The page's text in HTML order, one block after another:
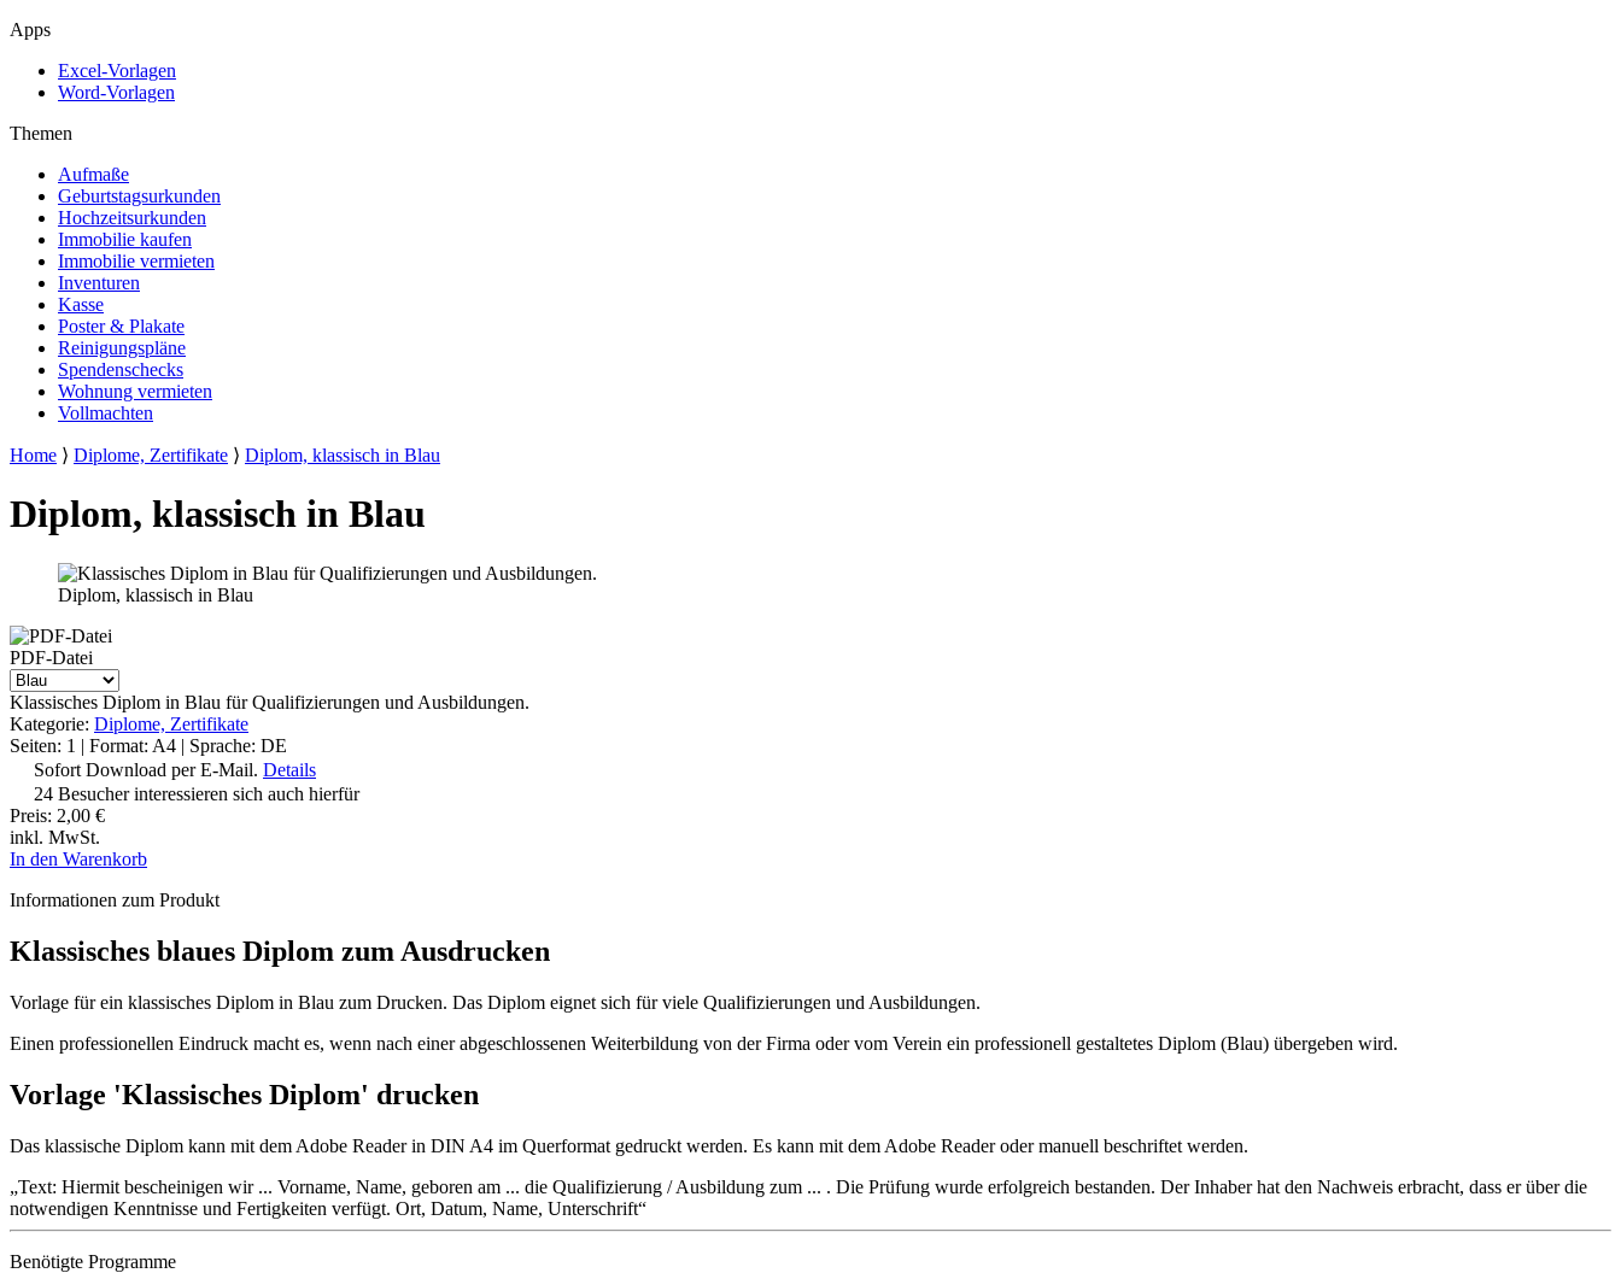
Apps
Excel-Vorlagen
Word-Vorlagen
Themen
Aufmaße
Geburtstagsurkunden
Hochzeitsurkunden
Immobilie kaufen
Immobilie vermieten
Inventuren
Kasse
Poster & Plakate
Reinigungspläne
Spendenschecks
Wohnung vermieten
Vollmachten
Home ⟩ Diplome, Zertifikate ⟩ Diplom, klassisch in Blau
Diplom, klassisch in Blau
Diplom, klassisch in Blau
PDF-Datei
Klassisches Diplom in Blau für Qualifizierungen und Ausbildungen.
Kategorie: Diplome, Zertifikate
Seiten: 1 | Format: A4 | Sprache: DE
Sofort Download per E-Mail. Details
24 Besucher interessieren sich auch hierfür
Preis: 2,00 €
inkl. MwSt.
In den Warenkorb
Informationen zum Produkt
Klassisches blaues Diplom zum Ausdrucken
Vorlage für ein klassisches Diplom in Blau zum Drucken. Das Diplom eignet sich für viele Qualifizierungen und Ausbildungen.
Einen professionellen Eindruck macht es, wenn nach einer abgeschlossenen Weiterbildung von der Firma oder vom Verein ein professionell gestaltetes Diplom (Blau) übergeben wird.
Vorlage 'Klassisches Diplom' drucken
Das klassische Diplom kann mit dem Adobe Reader in DIN A4 im Querformat gedruckt werden. Es kann mit dem Adobe Reader oder manuell beschriftet werden.
Text: Hiermit bescheinigen wir ... Vorname, Name, geboren am ... die Qualifizierung / Ausbildung zum ... . Die Prüfung wurde erfolgreich bestanden. Der Inhaber hat den Nachweis erbracht, dass er über die
notwendigen Kenntnisse und Fertigkeiten verfügt. Ort, Datum, Name, Unterschrift
Benötigte Programme